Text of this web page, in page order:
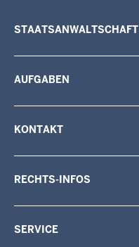
STAATSANWALTSCHAFT
AUFGABEN
KONTAKT
RECHTS-INFOS
SERVICE